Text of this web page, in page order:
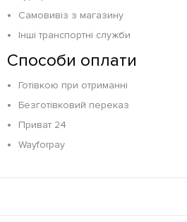
Самовивіз з магазину
Інші транспортні служби
Способи оплати
Готівкою при отриманні
Безготівковий переказ
Приват 24
Wayforpay